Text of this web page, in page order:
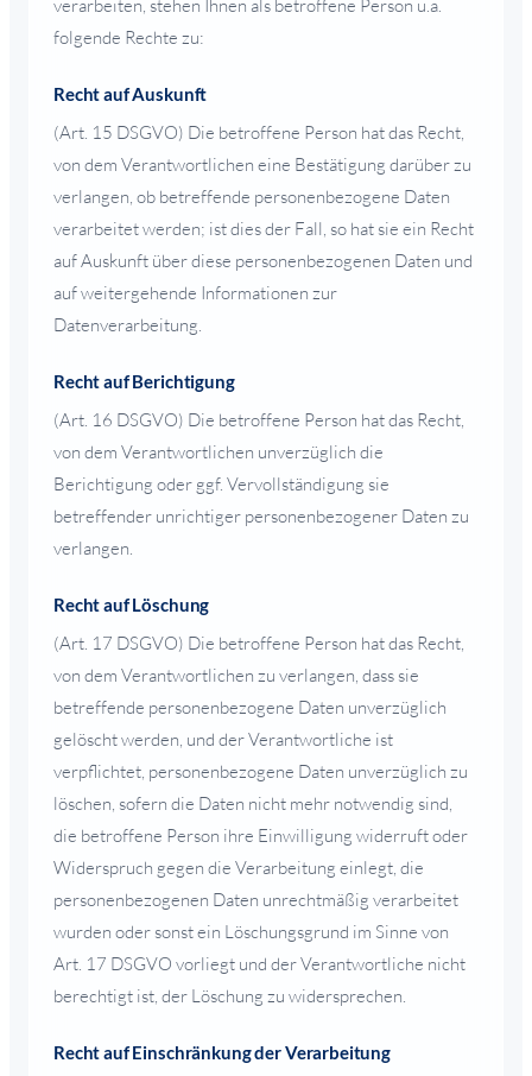
verarbeiten, stehen Ihnen als betroffene Person u.a.
folgende Rechte zu:
Recht auf Auskunft
(Art. 15 DSGVO) Die betroffene Person hat das Recht,
von dem Verantwortlichen eine Bestätigung darüber zu
verlangen, ob betreffende personenbezogene Daten
verarbeitet werden; ist dies der Fall, so hat sie ein Recht
auf Auskunft über diese personenbezogenen Daten und
auf weitergehende Informationen zur
Datenverarbeitung.
Recht auf Berichtigung
(Art. 16 DSGVO) Die betroffene Person hat das Recht,
von dem Verantwortlichen unverzüglich die
Berichtigung oder ggf. Vervollständigung sie
betreffender unrichtiger personenbezogener Daten zu
verlangen.
Recht auf Löschung
(Art. 17 DSGVO) Die betroffene Person hat das Recht,
von dem Verantwortlichen zu verlangen, dass sie
betreffende personenbezogene Daten unverzüglich
gelöscht werden, und der Verantwortliche ist
verpflichtet, personenbezogene Daten unverzüglich zu
löschen, sofern die Daten nicht mehr notwendig sind,
die betroffene Person ihre Einwilligung widerruft oder
Widerspruch gegen die Verarbeitung einlegt, die
personenbezogenen Daten unrechtmäßig verarbeitet
wurden oder sonst ein Löschungsgrund im Sinne von
Art. 17 DSGVO vorliegt und der Verantwortliche nicht
berechtigt ist, der Löschung zu widersprechen.
Recht auf Einschränkung der Verarbeitung